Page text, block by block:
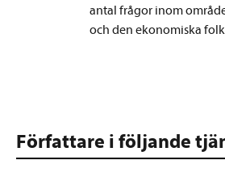
antal frågor inom
och den ekonomiska
Författare i följande